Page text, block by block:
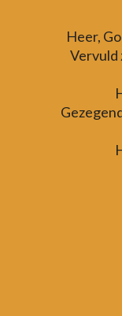
Heer,
Vervuld